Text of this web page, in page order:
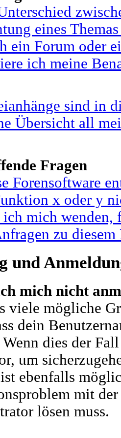
eines
ein Forum oder
ich meine
sind in
Übersicht all
Fragen
Forensoftware
x oder y
mich wenden,
zu
und
mich nicht
viele mögliche
dein
dies der
um
ebenfalls
mit
lösen muss.